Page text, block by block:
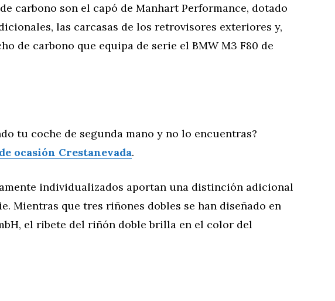
carbono son el capó de Manhart Performance, dotado
las carcasas de los retrovisores exteriores y,
de carbono que equipa de serie el BMW M3 F80 de
tu coche de segunda mano y no lo encuentras?
ocasión Crestanevada.
individualizados aportan una distinción adicional
Mientras que tres riñones dobles se han diseñado en
el ribete del riñón doble brilla en el color del